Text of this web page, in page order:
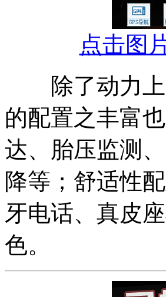
点击图
除了动力上
的配置之丰富
达、胎压监测
降等；舒适性
牙电话、真皮
色。